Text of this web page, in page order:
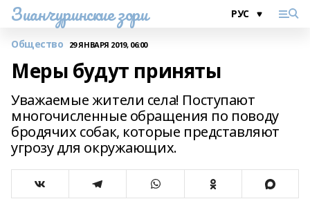
Зианчуринские зори
Общество 29 ЯНВАРЯ 2019, 06:00
Меры будут приняты
Уважаемые жители села! Поступают
многочисленные обращения по поводу
бродячих собак, которые представляют
угрозу для окружающих.